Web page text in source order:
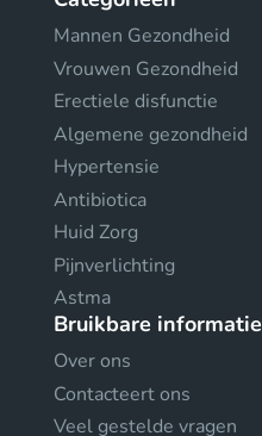
Mannen Gezondheid
Vrouwen Gezondheid
Erectiele disfunctie
Algemene gezondheid
Hypertensie
Antibiotica
Huid Zorg
Pijnverlichting
Astma
Bruikbare informatie
Over ons
Contacteert ons
Veel gestelde vragen